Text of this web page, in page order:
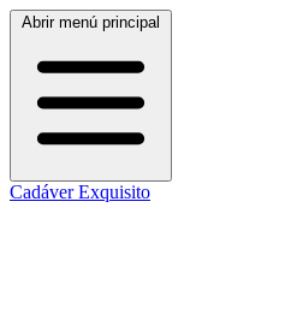
Abrir menú principal
Cadáver Exquisito